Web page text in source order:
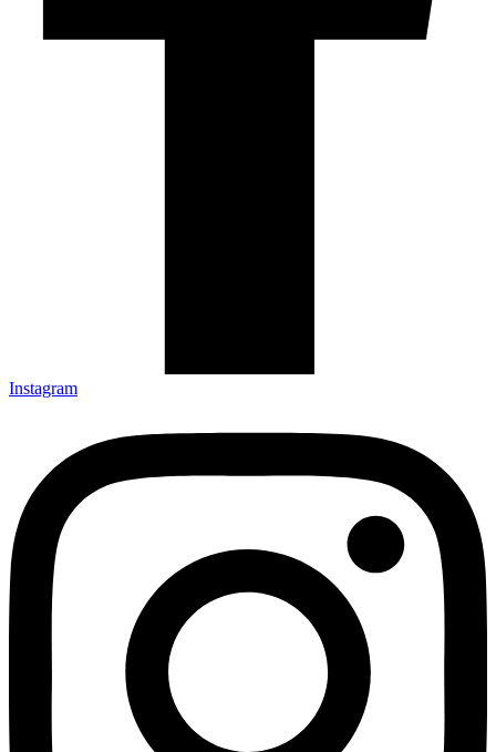
Instagram